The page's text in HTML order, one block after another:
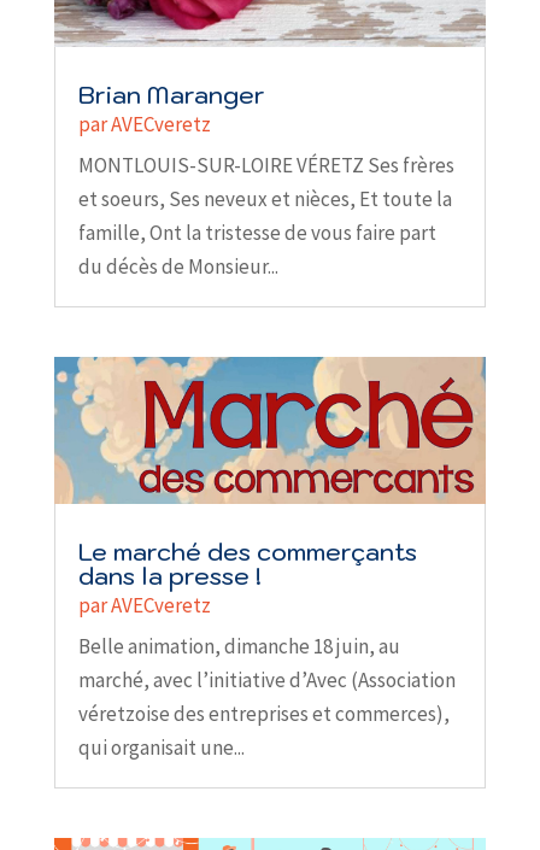
Brian Maranger
parAVECveretz
MONTLOUIS-SUR-LOIRE VÉRETZ Ses frères
et soeurs, Ses neveux et nièces, Et toute la
famille, Ont la tristesse de vous faire part
du décès de Monsieur...
Le marché des commerçants
dans la presse !
parAVECveretz
Belle animation, dimanche 18 juin, au
marché, avec l’initiative d’Avec (Association
véretzoise des entreprises et commerces),
qui organisait une...